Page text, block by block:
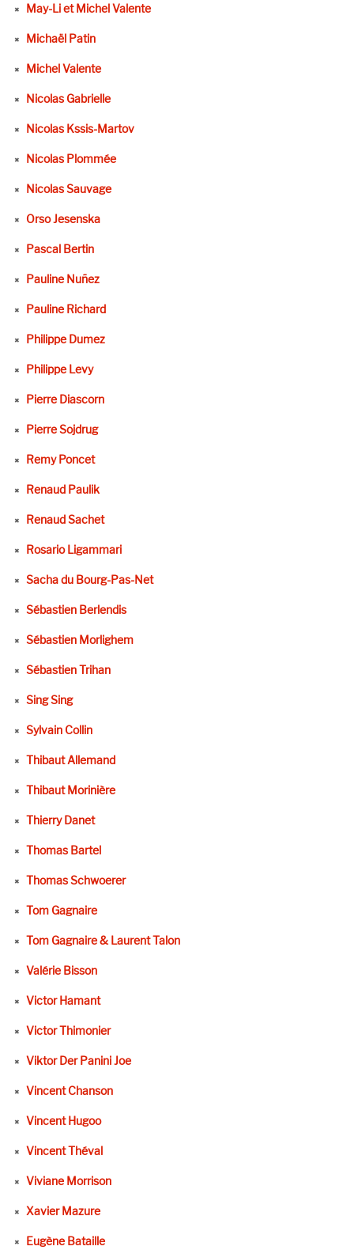
May-Li et Michel Valente
Michaël Patin
Michel Valente
Nicolas Gabrielle
Nicolas Kssis-Martov
Nicolas Plommée
Nicolas Sauvage
Orso Jesenska
Pascal Bertin
Pauline Nuñez
Pauline Richard
Philippe Dumez
Philippe Levy
Pierre Diascorn
Pierre Sojdrug
Remy Poncet
Renaud Paulik
Renaud Sachet
Rosario Ligammari
Sacha du Bourg-Pas-Net
Sébastien Berlendis
Sébastien Morlighem
Sébastien Trihan
Sing Sing
Sylvain Collin
Thibaut Allemand
Thibaut Morinière
Thierry Danet
Thomas Bartel
Thomas Schwoerer
Tom Gagnaire
Tom Gagnaire & Laurent Talon
Valérie Bisson
Victor Hamant
Victor Thimonier
Viktor Der Panini Joe
Vincent Chanson
Vincent Hugoo
Vincent Théval
Viviane Morrison
Xavier Mazure
Eugène Bataille